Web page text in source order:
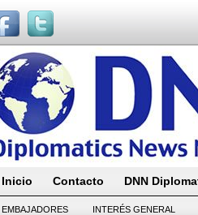
Inicio Contacto DNN
EMBAJADORES INTERÉS GENERAL